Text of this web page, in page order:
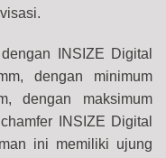
INSIZE Digital
dengan minimum
dengan maksimum
INSIZE Digital
ini memiliki ujung